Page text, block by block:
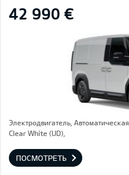
42 990 €
Электродвигатель, Автоматическая
Clear White (UD),
ПОСМОТРЕТЬ